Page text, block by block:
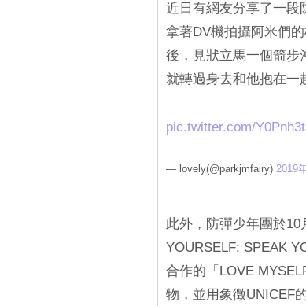
近日有網友分享了一段
拿著DV機拍攝阿米們
後，見狀立馬一個箭步
就轉過身去和他抱在一
pic.twitter.com/
— lovely(@parkjmfairy) 2019
此外，防彈少年團於
YOURSELF: SPEAK
合作的「LOVE
物，並用象徵UNICEF